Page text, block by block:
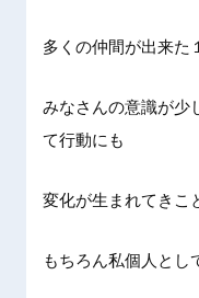
多くの仲間が出来た
みなさんの意識が少
て行動にも
変化が生まれてきこ
もちろん私個人とし